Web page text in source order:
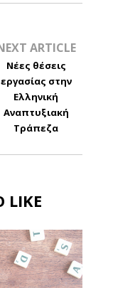
ARTICLE
Νέες θέσεις
εργασίας στην
Ελληνική
Αναπτυξιακή
Τράπεζα
LIKE